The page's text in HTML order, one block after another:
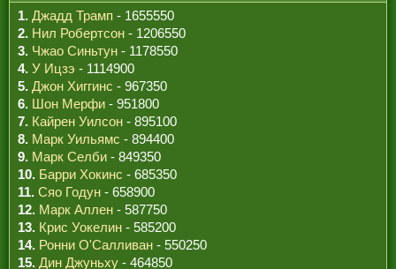
1. Джадд Трамп - 1655550
2. Нил Робертсон - 1206550
3. Чжао Синьтун - 1178550
4. У Ицзэ - 1114900
5. Джон Хиггинс - 967350
6. Шон Мерфи - 951800
7. Кайрен Уилсон - 895100
8. Марк Уильямс - 894400
9. Марк Селби - 849350
10. Барри Хокинс - 685350
11. Сяо Годун - 658900
12. Марк Аллен - 587750
13. Крис Уокелин - 585200
14. Ронни О'Салливан - 550250
15. Дин Джуньху - 464850